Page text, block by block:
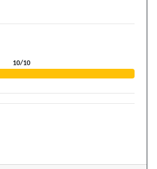
10/10
Aktuelle Belegung für die